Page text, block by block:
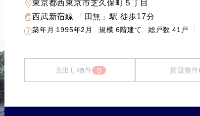
東京都西東京市芝久保町５丁目
西武新宿線 「田無」駅 徒歩17分
築年月 1995年2月 規模 6階建て 総戸数 41戸
売出し物件 0 賃貸物件